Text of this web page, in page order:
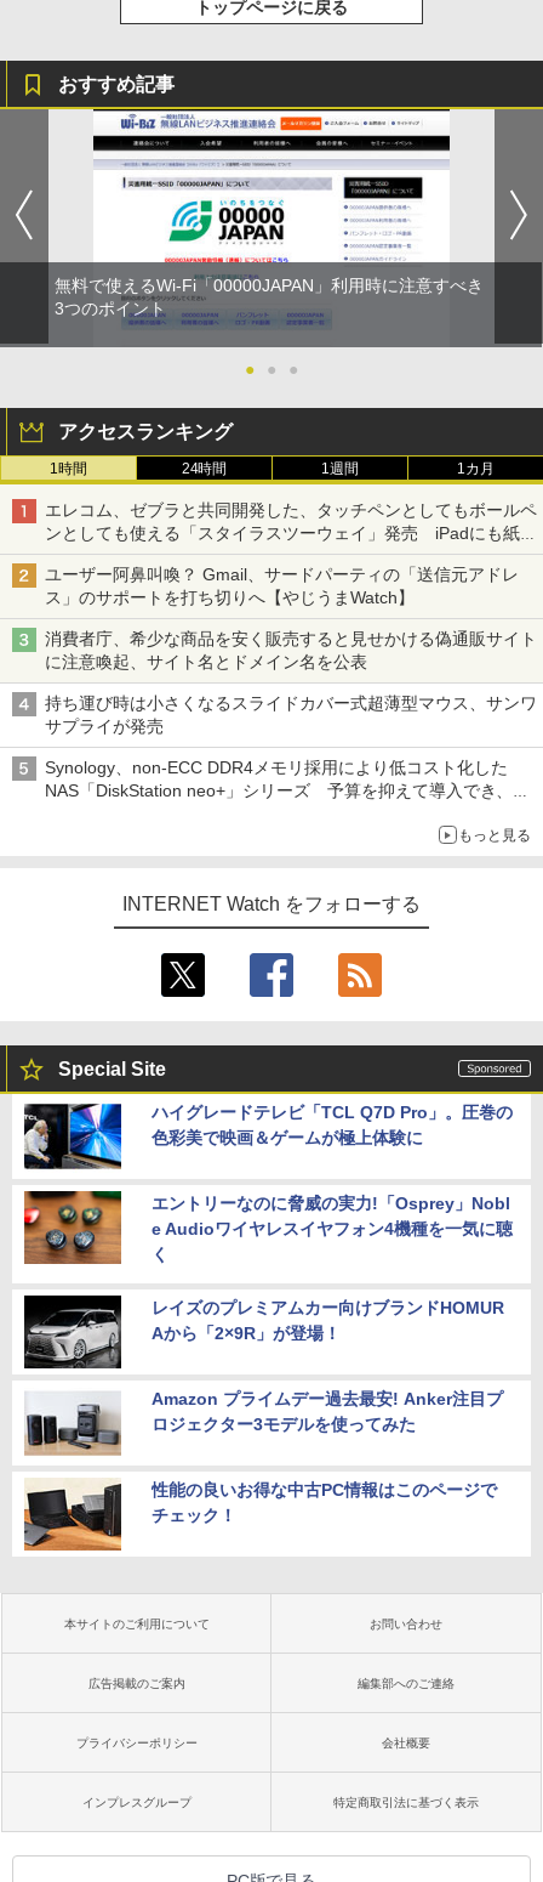
トップページに戻る
おすすめ記事
無料で使えるWi-Fi「00000JAPAN」利用時に注意すべき
3つのポイント
● ● ●
アクセスランキング
1時間 24時間 1週間 1カ月
エレコム、ゼブラと共同開発した、タッチペンとしてもボールペ
ンとしても使える「スタイラスツーウェイ」発売 iPadにも紙に
も、持ち替えずに書き込める
ユーザー阿鼻叫喚？ Gmail、サードパーティの「送信元アドレ
ス」のサポートを打ち切りへ【やじうまWatch】
消費者庁、希少な商品を安く販売すると見せかける偽通販サイト
に注意喚起、サイト名とドメイン名を公表
持ち運び時は小さくなるスライドカバー式超薄型マウス、サンワ
サプライが発売
Synology、non-ECC DDR4メモリ採用により低コスト化した
NAS「DiskStation neo+」シリーズ 予算を抑えて導入でき、
もっと見る
INTERNET Watch をフォローする
Special Site
ハイグレードテレビ「TCL Q7D Pro」。圧巻の
色彩美で映画＆ゲームが極上体験に
エントリーなのに脅威の実力!「Osprey」Nobl
e Audioワイヤレスイヤフォン4機種を一気に聴
く
レイズのプレミアムカー向けブランドHOMUR
Aから「2×9R」が登場！
Amazon プライムデー過去最安! Anker注目プ
ロジェクター3モデルを使ってみた
性能の良いお得な中古PC情報はこのページで
チェック！
本サイトのご利用について お問い合わせ
広告掲載のご案内 編集部へのご連絡
プライバシーポリシー 会社概要
インプレスグループ 特定商取引法に基づく表示